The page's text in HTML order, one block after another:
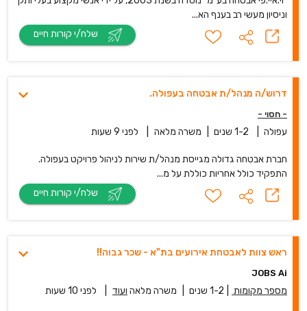
וניסיון מעשי רב בענף הא...
דרוש/ה מנהל/ת אבטחה בעפולה.
- חסוי -
עפולה 1-2 שנים משרה מלאה לפני 9 שעות
חברת אבטחה גדולה מגייסת מנהל/ת שירות לניהול פרויקט בעפולה.
התפקיד כולל אחריות כוללת על מ...
ראש צוות לאבטחת אירועים בת"א - שכר גבוה!!
JOBS Ai
מספר מקומות 1-2 שנים משרה מלאה ועוד לפני 10 שעות